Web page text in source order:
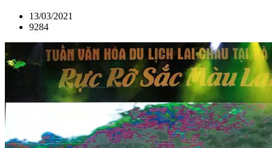
13/03/2021
9284